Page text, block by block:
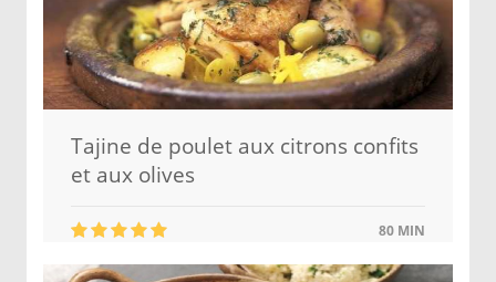
Tajine de poulet aux citrons confits
et aux olives
80 MIN